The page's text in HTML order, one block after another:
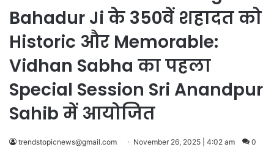
Bahadur Ji के 350वें शहादत को
Historic और Memorable:
Vidhan Sabha का पहला
Special Session Sri Anandpur
Sahib में आयोजित
trendstopicnews@gmail.com November 26, 2025 | 4:02 am 0